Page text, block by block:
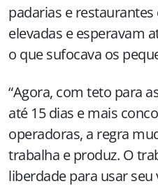
padarias e
elevadas e esperavam
o que sufocava os
“Agora, com teto para
até 15 dias e mais
operadoras, a regra
trabalha e produz. O
liberdade para usar